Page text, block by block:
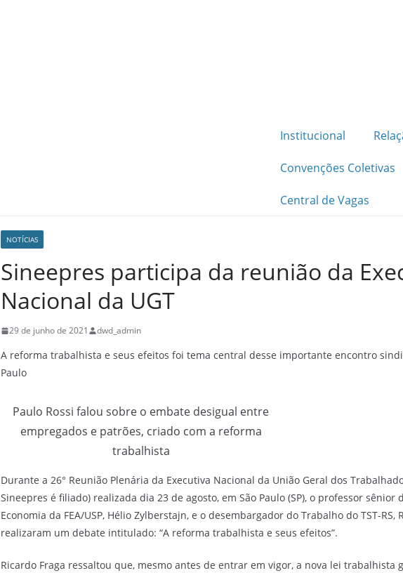
Institucional
Convenções Coletivas
Central de Vagas
NOTÍCIAS
Sineepres participa da reunião da
Nacional da UGT
29 de junho de 2021 dwd_admin
A reforma trabalhista e seus efeitos foi tema central desse importante encontro
Paulo
Paulo Rossi falou sobre o embate desigual entre
empregados e patrões, criado com a reforma
trabalhista
Durante a 26° Reunião Plenária da Executiva Nacional da União Geral dos
Sineepres é filiado) realizada dia 23 de agosto, em São Paulo (SP), o professor sênior
Economia da FEA/USP, Hélio Zylberstajn, e o desembargador do Trabalho do TST-RS,
realizaram um debate intitulado: “A reforma trabalhista e seus efeitos”.
Ricardo Fraga ressaltou que, mesmo antes de entrar em vigor, a nova lei trabalhista